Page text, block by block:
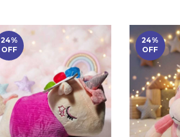
24%
OFF
24%
OFF